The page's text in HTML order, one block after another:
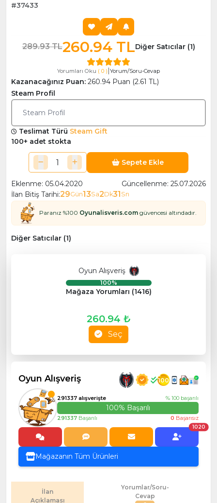
#37433
289.93 TL260.94 TLDiğer Satıcılar (1)
Yorumları Oku ( 0 ) |Yorum/Soru-Cevap
Kazanacağınız Puan: 260.94 Puan (2.61 TL)
Steam Profil
Steam Profil
Teslimat Türü Steam Gift
100+ adet stokta
Sepete Ekle
Eklenme: 05.04.2020
Güncellenme: 25.07.2026
İlan Bitiş Tarihi:29Gün13Sa2Dk31 Sn
Paranız %100 Oyunalisveris.comgüvencesi altındadır.
Diğer Satıcılar (1)
Oyun Alışveriş
100%
Mağaza Yorumları (1416)
260.94 ₺
Seç
Oyun Alışveriş 100
291337 alışverişte % 100 başarılı
100% Başarılı
291337 Başarılı 0 Başarısız
1020
Mağazanın Tüm Ürünleri
İlan
Açıklaması
Yorumlar/Soru-
Cevap